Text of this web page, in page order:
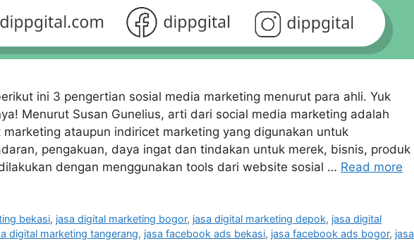
ini 3 pengertian sosial media marketing menurut para ahli. Yuk
Menurut Susan Gunelius, arti dari social media marketing adalah
ataupun indiricet marketing yang digunakan untuk
pengakuan, daya ingat dan tindakan untuk merek, bisnis, produk
dengan menggunakan tools dari website sosial … Read more
bekasi, jasa digital marketing bogor, jasa digital marketing depok, jasa digital
digital marketing tangerang, jasa facebook ads bekasi, jasa facebook ads bogor, jasa